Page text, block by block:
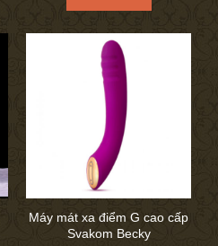
Máy mát xa điểm G cao cấp
Svakom Becky